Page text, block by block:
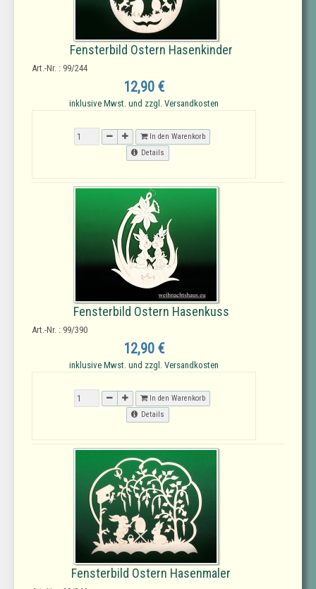
Fensterbild Ostern Hasenkinder
Art.-Nr. : 99/244
12,90 €
inklusive Mwst. und zzgl. Versandkosten
In den Warenkorb
Details
Fensterbild Ostern Hasenkuss
Art.-Nr. : 99/390
12,90 €
inklusive Mwst. und zzgl. Versandkosten
In den Warenkorb
Details
Fensterbild Ostern Hasenmaler